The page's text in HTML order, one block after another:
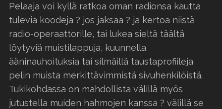
Pelaaja voi kyllä ratkoa oman radionsa kautta
tulevia koodeja ? jos jaksaa ? ja kertoa niistä
radio-operaattorille, tai lukea sieltä täältä
löytyviä muistilappuja, kuunnella
ääninauhoituksia tai silmäillä taustaprofiileja
pelin muista merkittävimmistä sivuhenkilöistä.
Tukikohdassa on mahdollista välillä myös
jutustella muiden hahmojen kanssa ? välillä se